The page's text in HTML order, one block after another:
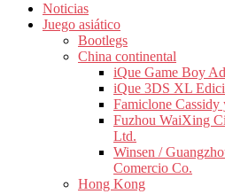
Noticias
Juego asiático
Bootlegs
China continental
iQue Game Boy
iQue 3DS XL
Famiclone Cassidy
Fuzhou WaiXing
Ltd.
Winsen /
Comercio Co.
Hong Kong